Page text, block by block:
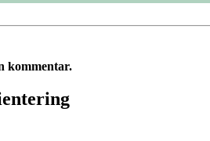
kommentar.